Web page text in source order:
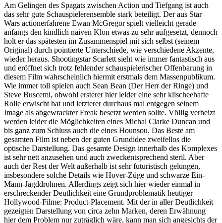
Am Gelingen des Spagats zwischen Action und Tiefgang ist auch
das sehr gute Schauspielerensemble stark beteiligt. Der aus Star
Wars actionerfahrene Ewan McGregor spielt vielleicht gerade
anfangs den kindlich naiven Klon etwas zu sehr aufgesetzt, dennoch
holt er das spätesten im Zusammenspiel mit sich selbst (seinem
Original) durch pointierte Unterschiede, wie verschiedene Akzente,
wieder heraus. Shootingstar Scarlett sieht wie immer fantastisch aus
und eröffnet sich trotz fehlender schauspielerischer Offenbarung in
diesem Film wahrscheinlich hiermit erstmals dem Massenpublikum.
Wie immer toll spielen auch Sean Bean (Der Herr der Ringe) und
Steve Buscemi, obwohl ersterer hier leider eine sehr klischeehafte
Rolle erwischt hat und letzterer durchaus mal entgegen seinem
Image als abgewrackter Freak besetzt werden sollte. Völlig verheizt
werden leider die Möglichkeiten eines Michal Clarke Duncan und
bis ganz zum Schluss auch die eines Hounsou. Das Beste am
gesamten Film ist neben der guten Grundidee zweifellos die
optische Darstellung. Das gesamte Design innerhalb des Komplexes
ist sehr nett anzusehen und auch zweckentsprechend steril. Aber
auch der Rest der Welt außerhalb ist sehr futuristisch gelungen,
insbesondere solche Details wie Hover-Züge und schwarze Ein-
Mann-Jagddrohnen. Allerdings zeigt sich hier wieder einmal in
erschreckender Deutlichkeit eine Grundproblematik heutiger
Hollywood-Filme: Product-Placement. Mit der in aller Deutlichkeit
gezeigten Darstellung von circa zehn Marken, deren Erwähnung
hier dem Problem nur zuträglich wäre, kann man sich angesichts der